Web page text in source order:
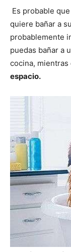
Es probable
quiere bañar a
probablemente
puedas bañar a
cocina, mientras
espacio.